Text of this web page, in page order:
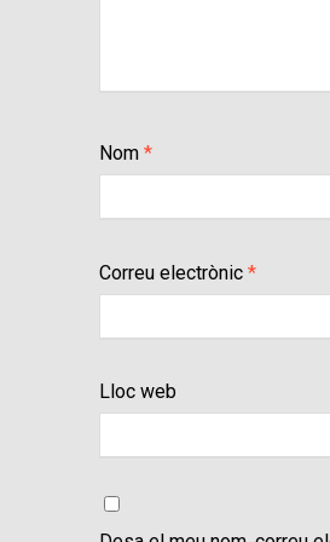
Nom *
Correu electrònic *
Lloc web